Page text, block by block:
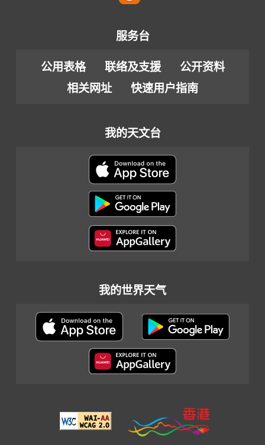
服务台
公用表格 联络及支援
公开资料
相关网址
快速用户指南
我的天文台
我的世界天气